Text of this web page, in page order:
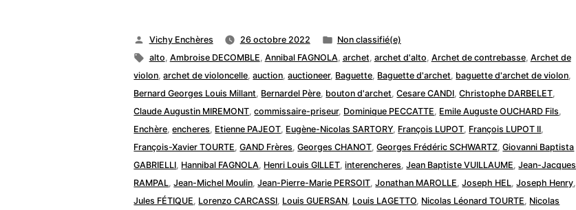
Publié
par
Vichy Enchères 26 octobre 2022
Publié
dans
Non classifié(e)
Étiquettes :
alto Ambroise DECOMBLE Annibal FAGNOLA archet archet d'alto Archet de contrebasse, Archet de
violon ,archet de violoncelle ,auction ,auctioneer, Baguette Baguette d'archet baguette d'archet de violon
Bernard Georges Louis Millant Bernardel Père bouton d'archet ,Cesare CANDI ,Christophe DARBELET
Claude Augustin MIREMONT ,commissaire-priseur, Dominique PECCATTE Emile Auguste OUCHARD Fils
Enchère ,encheres Etienne PAJEOT Eugène-Nicolas SARTORY François LUPOT François LUPOT II
François-Xavier TOURTE ,GAND Frères ,Georges CHANOT ,Georges Frédéric SCHWARTZ ,Giovanni Baptista
GABRIELLI Hannibal FAGNOLA Henri Louis GILLET ,interencheres ,Jean Baptiste VUILLAUME ,Jean-Jacques
RAMPAL ,Jean-Michel Moulin ,Jean-Pierre-Marie PERSOIT ,Jonathan MAROLLE ,Joseph HEL ,Joseph Henry
Jules FÉTIQUE Lorenzo CARCASSI Louis GUERSAN Louis LAGETTO Nicolas Léonard TOURTE Nicolas